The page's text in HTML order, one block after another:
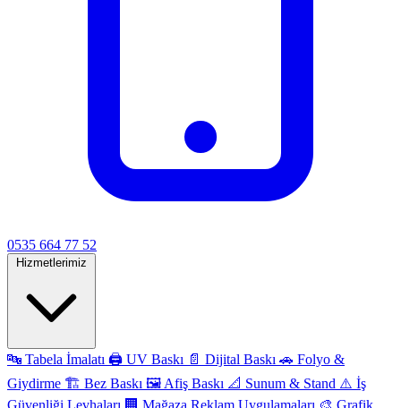
0535 664 77 52
🔤 Tabela İmalatı 🖨️ UV Baskı 📄 Dijital Baskı 🚗 Folyo &
Giydirme 🏗️ Bez Baskı 🖼️ Afiş Baskı 📐 Sunum & Stand ⚠️ İş
Güvenliği Levhaları 🏢 Mağaza Reklam Uygulamaları 🎨 Grafik